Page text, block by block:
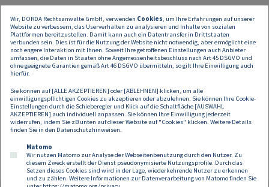
21-22 October 2024, Sky Lounge, Oskar-Morgenstern-Platz 1,
1010 Vienna
Participation is free. You may find the detailed programme below. For
any questions you may have please
Program
Wir, DORDA Rechtsanwälte GmbH, verwenden Cookies, um Ihre Erfahrungen auf unserer
Website zu verbessern, das Userverhalten zu analysieren und Inhalte von sozialen
Plattformen bereitzustellen. Damit kann auch ein Datentransfer in Drittstaaten
verbunden sein. Dies ist für die Nutzung der Website nicht notwendig, aber ermöglicht eine
noch engere Interaktion mit Ihnen. Soweit Ihre getroffenen Einstellungen auch Anbieter
umfassen, die Daten in Staaten ohne Angemessenheitsbeschluss nach Art 45 DSGVO und
ohne geeignete Garantien gemäß Art 46 DSGVO übermitteln, so gilt Ihre Einwilligung auch
hierfür.
Sie können auf [ALLE AKZEPTIEREN] oder [ABLEHNEN] klicken, um alle
einwilligungspflichtigen Cookies zu akzeptieren oder abzulehnen. Sie können Ihre Cookie-
Einstellungen durch die Schieberegler und Klick auf die Schaltfläche [AUSWAHL
AKZEPTIEREN] auch individuell anpassen. Sie können Ihre Einwilligung jederzeit
widerrufen, indem Sie zB unten auf dieser Website auf "Cookies" klicken. Weitere Details
finden Sie in den Datenschutzhinweisen.
Matomo
Wir nutzen Matomo zur Analyse der Webseitenbenutzung durch den Nutzer. Zu
diesem Zweck erstellt der Dienst pseudonymisierte Nutzungsprofile. Durch das
Setzen dieses Cookies sind wird in der Lage, wiederkehrende Nutzer zu erkennen
und zu zählen. Weitere Informationen zur Datenverarbeitung von Matomo finden Sie